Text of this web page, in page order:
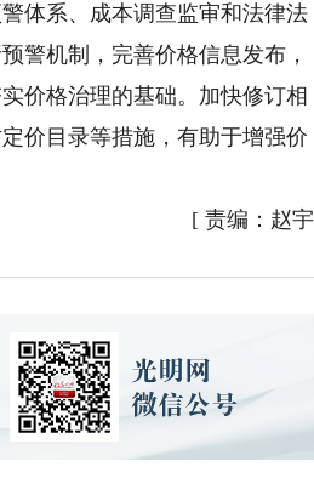
体系、成本调查监审和法律法
警机制，完善价格信息发布，
价格治理的基础。加快修订相
价目录等措施，有助于增强价
[ 责编：赵宇